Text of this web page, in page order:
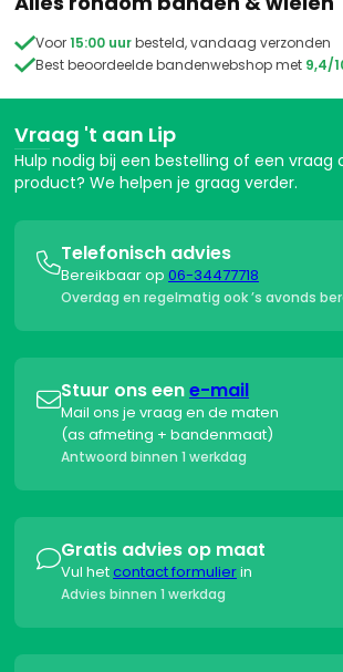
Voor15:00 uurbesteld, vandaag verzonden
Best beoordeelde bandenwebshop met 9,4/
Vraag 't aan Lip
Hulp nodig bij een bestelling of een vraag
product? We helpen je graag verder.
Telefonisch advies
Bereikbaar op 06-34477718
Overdag en regelmatig ook ’s avonds
Stuur ons eene-mail
Mail ons je vraag en de maten
(as afmeting + bandenmaat)
Antwoord binnen 1 werkdag
Gratis advies op maat
Vul hetcontact formulierin
Advies binnen 1 werkdag